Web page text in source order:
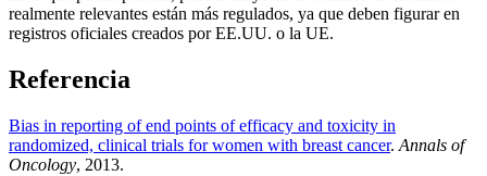
realmente relevantes están más regulados, ya que deben figurar en
registros oficiales creados por EE.UU. o la UE.
Referencia
Bias in reporting of end points of efficacy and toxicity in
randomized, clinical trials for women with breast cancer. Annals of
Oncology, 2013.